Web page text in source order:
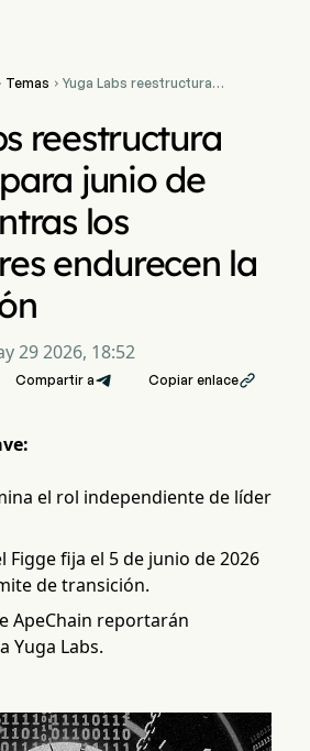
Temas  Yuga Labs reestructura
reguladores endurecen la
supervisión
reestructura
junio de
los
endurecen la
29 2026, 18:52
Compartir a Copiar enlace
el rol independiente de líder
Figge fija el 5 de junio de 2026
de transición.
ApeChain reportarán
Yuga Labs.